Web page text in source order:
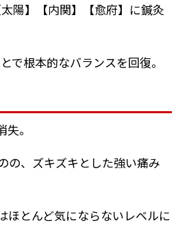
陽】【内関】【愈府】に鍼灸
で根本的なバランスを回復。
。
の、ズキズキとした強い痛み
ほとんど気にならないレベルに